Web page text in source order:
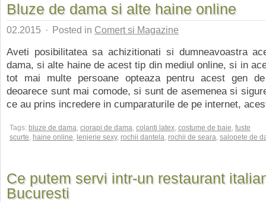
Bluze de dama si alte haine online
02.2015 · Posted in Comert si Magazine
Aveti posibilitatea sa achizitionati si dumneavoastra
dama, si alte haine de acest tip din mediul online, si in
tot mai multe persoane opteaza pentru acest gen de
deoarece sunt mai comode, si sunt de asemenea si
ce au prins incredere in cumparaturile de pe internet,
Tags: bluze de dama, ciorapi de dama, colanti latex, costume de baie, fuste
scurte, haine online, lenjerie sexy, rochii dantela, rochii de seara, salopete de
Ce putem servi intr-un restaurant
Bucuresti